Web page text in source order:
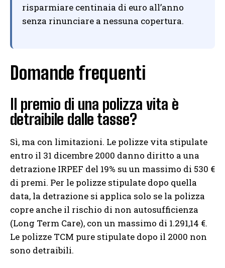
risparmiare centinaia di euro all’anno
senza rinunciare a nessuna copertura.
Domande frequenti
Il premio di una polizza vita è
detraibile dalle tasse?
Sì, ma con limitazioni. Le polizze vita stipulate
entro il 31 dicembre 2000 danno diritto a una
detrazione IRPEF del 19% su un massimo di 530 €
di premi. Per le polizze stipulate dopo quella
data, la detrazione si applica solo se la polizza
copre anche il rischio di non autosufficienza
(Long Term Care), con un massimo di 1.291,14 €.
Le polizze TCM pure stipulate dopo il 2000 non
sono detraibili.